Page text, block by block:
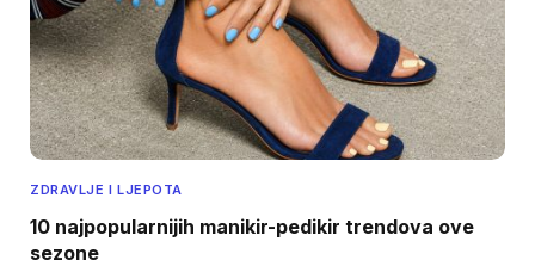
ZDRAVLJE I LJEPOTA
10 najpopularnijih manikir-pedikir trendova ove
sezone